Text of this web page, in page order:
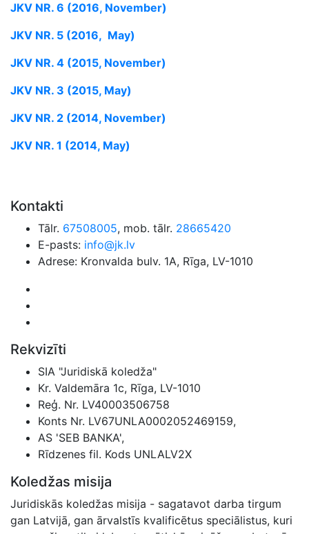
JKV NR. 6 (2016, November)
JKV NR. 5 (2016, May)
JKV NR. 4 (2015, November)
JKV NR. 3 (2015, May)
JKV NR. 2 (2014, November)
JKV NR. 1 (2014, May)
Kontakti
Tālr. 67508005, mob. tālr. 28665420
E-pasts: info@jk.lv
Adrese: Kronvalda bulv. 1A, Rīga, LV-1010
Rekvizīti
SIA "Juridiskā koledža"
Kr. Valdemāra 1c, Rīga, LV-1010
Reģ. Nr. LV40003506758
Konts Nr. LV67UNLA0002052469159,
AS 'SEB BANKA',
Rīdzenes fil. Kods UNLALV2X
Koledžas misija
Juridiskās koledžas misija - sagatavot darba tirgum
gan Latvijā, gan ārvalstīs kvalificētus speciālistus, kuri